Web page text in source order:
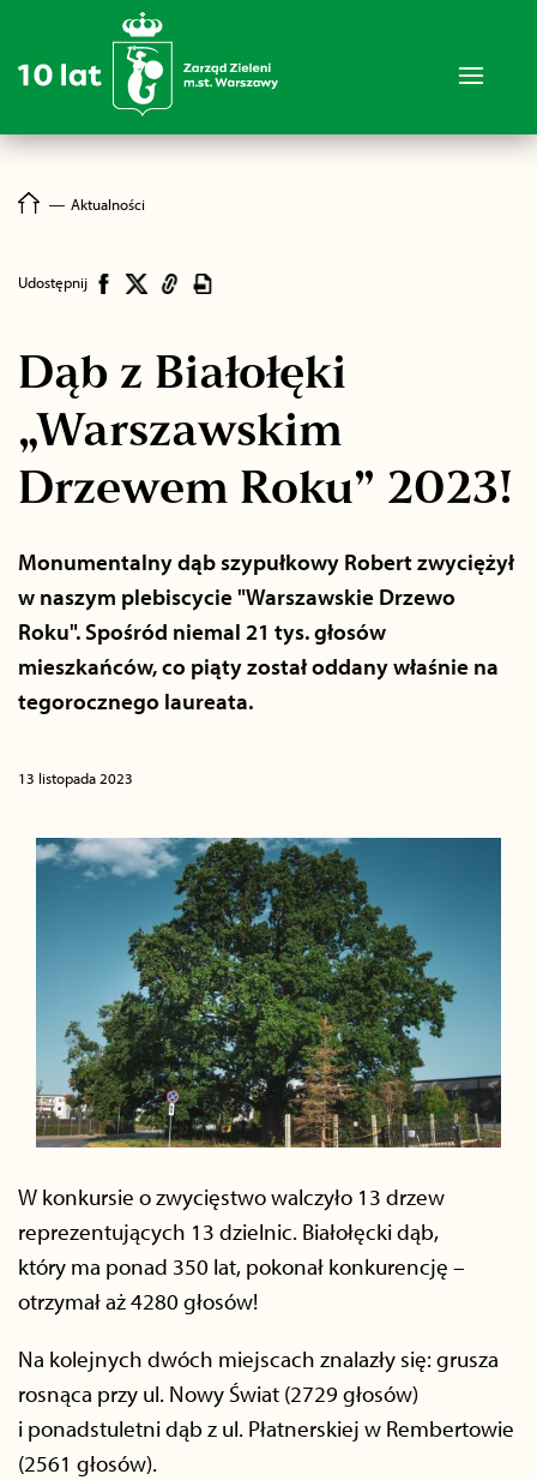
― Aktualności
Udostępnij
Dąb z Białołęki
„Warszawskim
Drzewem Roku” 2023!
Monumentalny dąb szypułkowy Robert zwyciężył
w naszym plebiscycie "Warszawskie Drzewo
Roku". Spośród niemal 21 tys. głosów
mieszkańców, co piąty został oddany właśnie na
tegorocznego laureata.
13 listopada 2023
W konkursie o zwycięstwo walczyło 13 drzew
reprezentujących 13 dzielnic. Białołęcki dąb,
który ma ponad 350 lat, pokonał konkurencję –
otrzymał aż 4280 głosów!
Na kolejnych dwóch miejscach znalazły się: grusza
rosnąca przy ul. Nowy Świat (2729 głosów)
i ponadstuletni dąb z ul. Płatnerskiej w Rembertowie
(2561 głosów).